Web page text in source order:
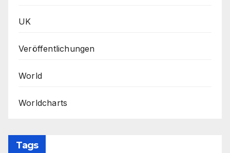
UK
Veröffentlichungen
World
Worldcharts
Tags